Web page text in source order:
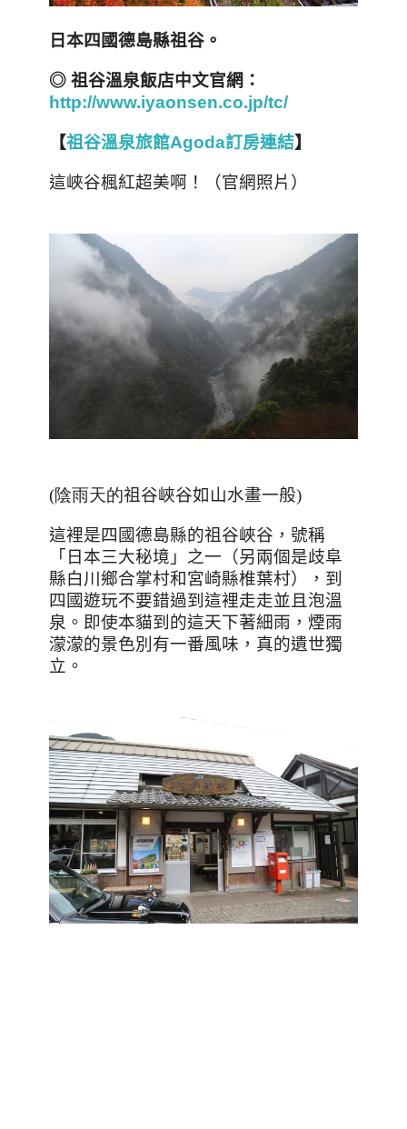
日本四國德島縣祖谷。
◎ 祖谷溫泉飯店中文官網：
http://www.iyaonsen.co.jp/tc/
【祖谷溫泉旅館Agoda訂房連結】
這峽谷楓紅超美啊！（官網照片）
(陰雨天的祖谷峽谷如山水畫一般)
這裡是四國德島縣的祖谷峽谷，號稱
「日本三大秘境」之一（另兩個是歧阜
縣白川鄉合掌村和宮崎縣椎葉村），到
四國遊玩不要錯過到這裡走走並且泡溫
泉。即使本貓到的這天下著細雨，煙雨
濛濛的景色別有一番風味，真的遺世獨
立。